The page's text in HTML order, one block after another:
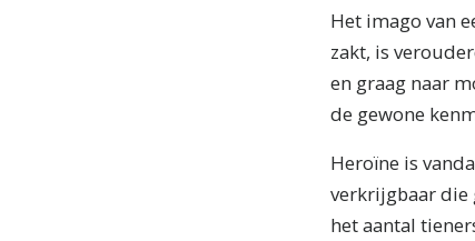
Het imago van
zakt, is
en graag naar
de gewone
Heroïne is
verkrijgbaar die
het aantal